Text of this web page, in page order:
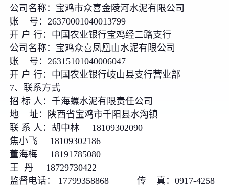
公司名称：宝鸡市众喜金陵河水泥有限公司
账 号：26370001040013799
开 户 行：中国农业银行宝鸡经二路支行
公司名称：宝鸡众喜凤凰山水泥有限公司
账 号：26315101040006047
开 户 行：中国农业银行岐山县支行营业部
7、联系方式
招 标 人：千海螺水泥有限责任公司
地 址：陕西省宝鸡市千阳县水沟镇
联 系 人：胡中林 18109302090
焦小飞 18109302186
董海梅 18191785080
王 丹 18729730422
监督电话： 17799358868 传 真：0917-4258